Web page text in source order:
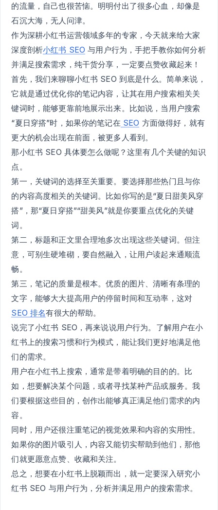
的流量，自己也很苦恼。明明付出了很多心血，却像是
石沉大海，无人问津。
作为深耕小红书运营领域多年的专家，今天就来给大家
深度剖析小红书 SEO 与用户行为，手把手教你如何分析
并满足搜索需求，纯干货分享，一定要点赞收藏起来！
首先，我们来聊聊小红书 SEO 到底是什么。简单来说，
它就是通过优化你的笔记内容，让其在用户搜索相关关
键词时，能够更靠前地展示出来。比如说，当用户搜索
“夏日穿搭”时，如果你的笔记在 SEO 方面做得好，就有
更大的机会出现在前面，被更多人看到。
那小红书 SEO 具体要怎么做呢？这里有几个关键的知识
点。
第一，关键词的选择至关重要。要选择那些热门且与你
的内容高度相关的关键词。比如你写的是“夏日甜美风穿
搭”，那“夏日穿搭”“甜美风”就是你要重点优化的关键
词。
第二，标题和正文里合理地多次出现这些关键词。但注
意，可别生硬堆砌，要自然融入，让用户读起来通顺流
畅。
第三，笔记的质量是根本。优质的图片、清晰有条理的
文字，能够大大提高用户的停留时间和互动率，这对
SEO 排名有很大的帮助。
说完了小红书 SEO，再来说说用户行为。了解用户在小
红书上的搜索习惯和行为模式，能让我们更好地满足他
们的需求。
用户在小红书上搜索，通常是带着明确的目的的。比
如，想要解决某个问题，或者寻找某种产品或服务。我
们要根据这些目的，创作出能够真正满足他们需求的内
容。
同时，用户还很注重笔记的视觉效果和内容的实用性。
如果你的图片吸引人，内容又能切实帮助到他们，那他
们就更愿意点赞、收藏和关注。
总之，想要在小红书上脱颖而出，就一定要深入研究小
红书 SEO 与用户行为，分析并满足用户的搜索需求。